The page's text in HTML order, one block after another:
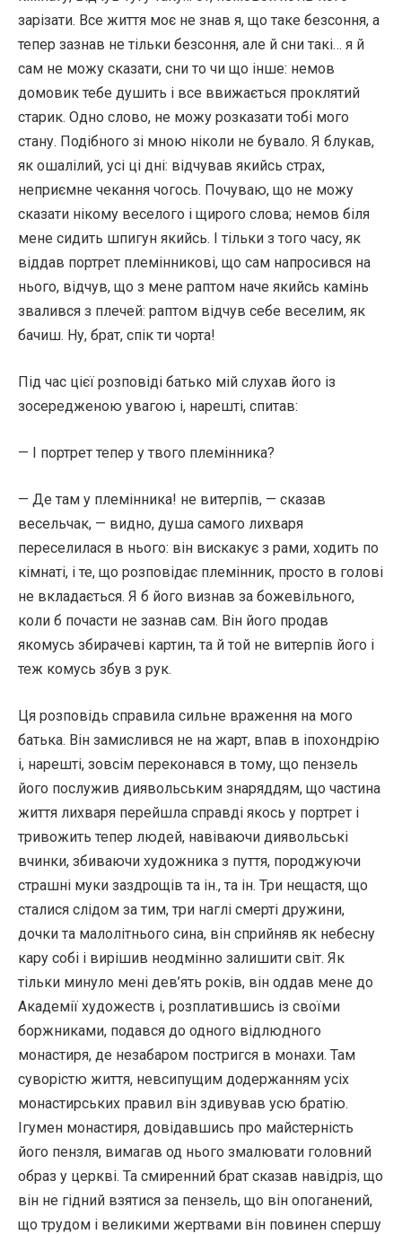
зарізати. Все життя моє не знав я, що таке безсоння, а
тепер зазнав не тільки безсоння, але й сни такі… я й
сам не можу сказати, сни то чи що інше: немов
домовик тебе душить і все ввижається проклятий
старик. Одно слово, не можу розказати тобі мого
стану. Подібного зі мною ніколи не бувало. Я блукав,
як ошалілий, усі ці дні: відчував якийсь страх,
неприємне чекання чогось. Почуваю, що не можу
сказати нікому веселого і щирого слова; немов біля
мене сидить шпигун якийсь. І тільки з того часу, як
віддав портрет племінникові, що сам напросився на
нього, відчув, що з мене раптом наче якийсь камінь
звалився з плечей: раптом відчув себе веселим, як
бачиш. Ну, брат, спік ти чорта!
Під час цієї розповіді батько мій слухав його із
зосередженою увагою і, нарешті, спитав:
— І портрет тепер у твого племінника?
— Де там у племінника! не витерпів, — сказав
весельчак, — видно, душа самого лихваря
переселилася в нього: він вискакує з рами, ходить по
кімнаті, і те, що розповідає племінник, просто в голові
не вкладається. Я б його визнав за божевільного,
коли б почасти не зазнав сам. Він його продав
якомусь збирачеві картин, та й той не витерпів його і
теж комусь збув з рук.
Ця розповідь справила сильне враження на мого
батька. Він замислився не на жарт, впав в іпохондрію
і, нарешті, зовсім переконався в тому, що пензель
його послужив диявольським знаряддям, що частина
життя лихваря перейшла справді якось у портрет і
тривожить тепер людей, навіваючи диявольські
вчинки, збиваючи художника з пуття, породжуючи
страшні муки заздрощів та ін., та ін. Три нещастя, що
сталися слідом за тим, три наглі смерті дружини,
дочки та малолітнього сина, він сприйняв як небесну
кару собі і вирішив неодмінно залишити світ. Як
тільки минуло мені дев’ять років, він оддав мене до
Академії художеств і, розплатившись із своїми
боржниками, подався до одного відлюдного
монастиря, де незабаром постригся в монахи. Там
суворістю життя, невсипущим додержанням усіх
монастирських правил він здивував усю братію.
Ігумен монастиря, довідавшись про майстерність
його пензля, вимагав од нього змалювати головний
образ у церкві. Та смиренний брат сказав навідріз, що
він не гідний взятися за пензель, що він опоганений,
що трудом і великими жертвами він повинен спершу